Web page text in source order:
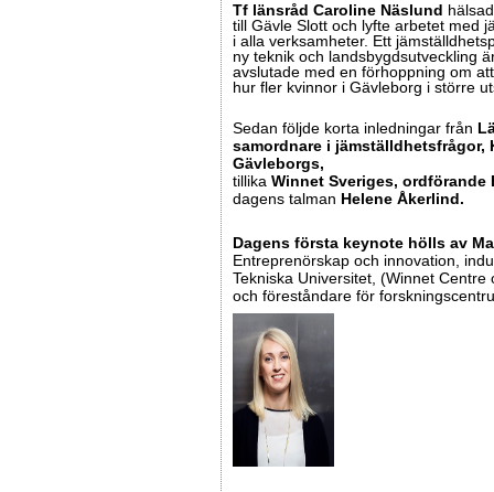
Tf länsråd Caroline Näslund
till Gävle Slott och lyfte arbetet med
i alla verksamheter. Ett
ny teknik och landsbygdsutveckling
avslutade med en förhoppning om
hur fler kvinnor i Gävleborg i större
Sedan följde korta inledningar från
samordnare i jämställdhetsfrågor,
Gävleborgs,
tillika Winnet Sveriges,
dagens talman Helene Åkerlind.
Dagens första keynote hölls av
Entreprenörskap och innovation,
Tekniska Universitet, (Winnet
och föreståndare för